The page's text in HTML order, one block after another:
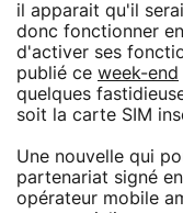
il apparait qu'il
donc fonctionner
d'activer ses
publié ce week-end
quelques
soit la carte SIM
Une nouvelle qui
partenariat signé
opérateur mobile